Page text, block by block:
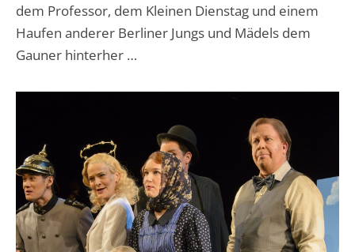
dem Professor, dem Kleinen Dienstag und einem
Haufen anderer Berliner Jungs und Mädels dem
Gauner hinterher …